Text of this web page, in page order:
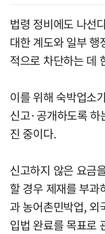
법령 정비에도 나선
대한 계도와 일부 행
적으로 차단하는 데
이를 위해 숙박업소
신고·공개하도록
진 중이다.
신고하지 않은 요금
할 경우 제재를 부과
과 농어촌민박업, 외
입법 완료를 목표로